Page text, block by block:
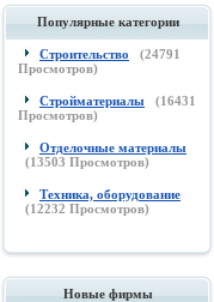
Популярные категории
Строительство (24791
Просмотров)
Стройматериалы (16431
Просмотров)
Отделочные материалы
(13503 Просмотров)
Техника, оборудование
(12232 Просмотров)
Новые фирмы